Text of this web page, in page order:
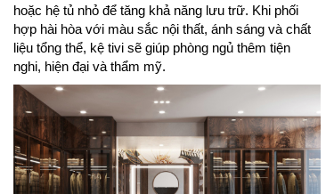
hoặc hệ tủ nhỏ để tăng khả năng lưu trữ. Khi phối
hợp hài hòa với màu sắc nội thất, ánh sáng và chất
liệu tổng thể, kệ tivi sẽ giúp phòng ngủ thêm tiện
nghi, hiện đại và thẩm mỹ.